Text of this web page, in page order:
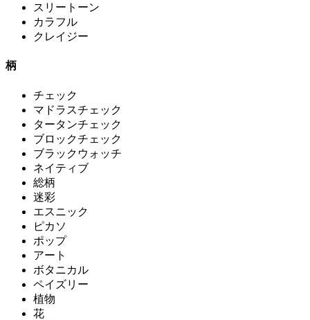
スリートーン
カラフル
クレイジー
柄
チェック
マドラスチェック
タータンチェック
ブロックチェック
ブラックウォッチ
ネイティブ
総柄
迷彩
エスニック
ピカソ
ポップ
アート
ボタニカル
ペイズリー
植物
花